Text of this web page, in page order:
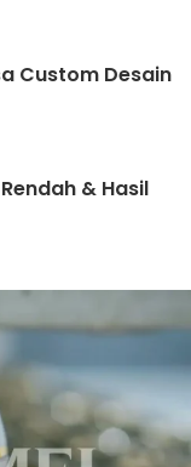
Custom Desain
& Hasil